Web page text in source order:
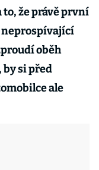
to, že právě první
neprospívající
oběh
si před
ale